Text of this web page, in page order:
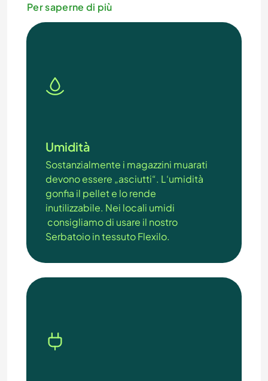
Per saperne di più
Umidità
Sostanzialmente i magazzini muarati
devono essere „asciutti“. L‘umidità
gonfia il pellet e lo rende
inutilizzabile. Nei locali umidi
consigliamo di usare il nostro
Serbatoio in tessuto Flexilo.